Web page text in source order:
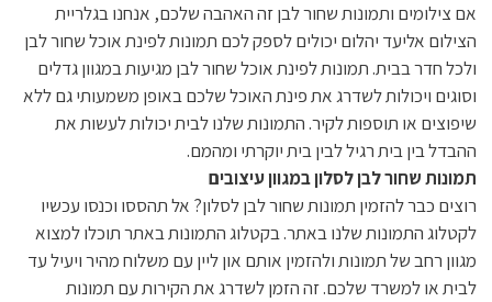
אם צילומים ותמונות שחור לבן זה האהבה שלכם, אנחנו בגלריית
הצילום אליעד יהלום יכולים לספק לכם תמונות לפינת אוכל שחור לבן
ולכל חדר בבית. תמונות לפינת אוכל שחור לבן מגיעות במגוון גדלים
וסוגים ויכולות לשדרג את פינת האוכל שלכם באופן משמעותי גם ללא
שיפוצים או תוספות לקיר. התמונות שלנו לבית יכולות לעשות את
ההבדל בין בית רגיל לבין בית יוקרתי ומהמם.
תמונות שחור לבן לסלון במגוון עיצובים
רוצים כבר להזמין תמונות שחור לבן לסלון? אל תהססו וכנסו עכשיו
לקטלוג התמונות שלנו באתר. בקטלוג התמונות באתר תוכלו למצוא
מגוון רחב של תמונות ולהזמין אותם און ליין עם משלוח מהיר ויעיל עד
לבית או למשרד שלכם. זה הזמן לשדרג את הקירות עם תמונות